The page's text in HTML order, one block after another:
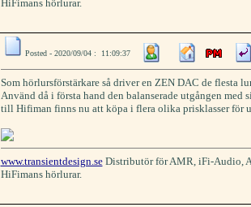
HiFimans hörlurar.
Posted - 2020/09/04 : 11:09:37
Som hörlursförstärkare så driver en ZEN DAC de flesta
Använd då i första hand den balanserade utgången
till Hifiman finns nu att köpa i flera olika prisklasser för
www.transientdesign.seDistributör för AMR, iFi-Audio,
HiFimans hörlurar.